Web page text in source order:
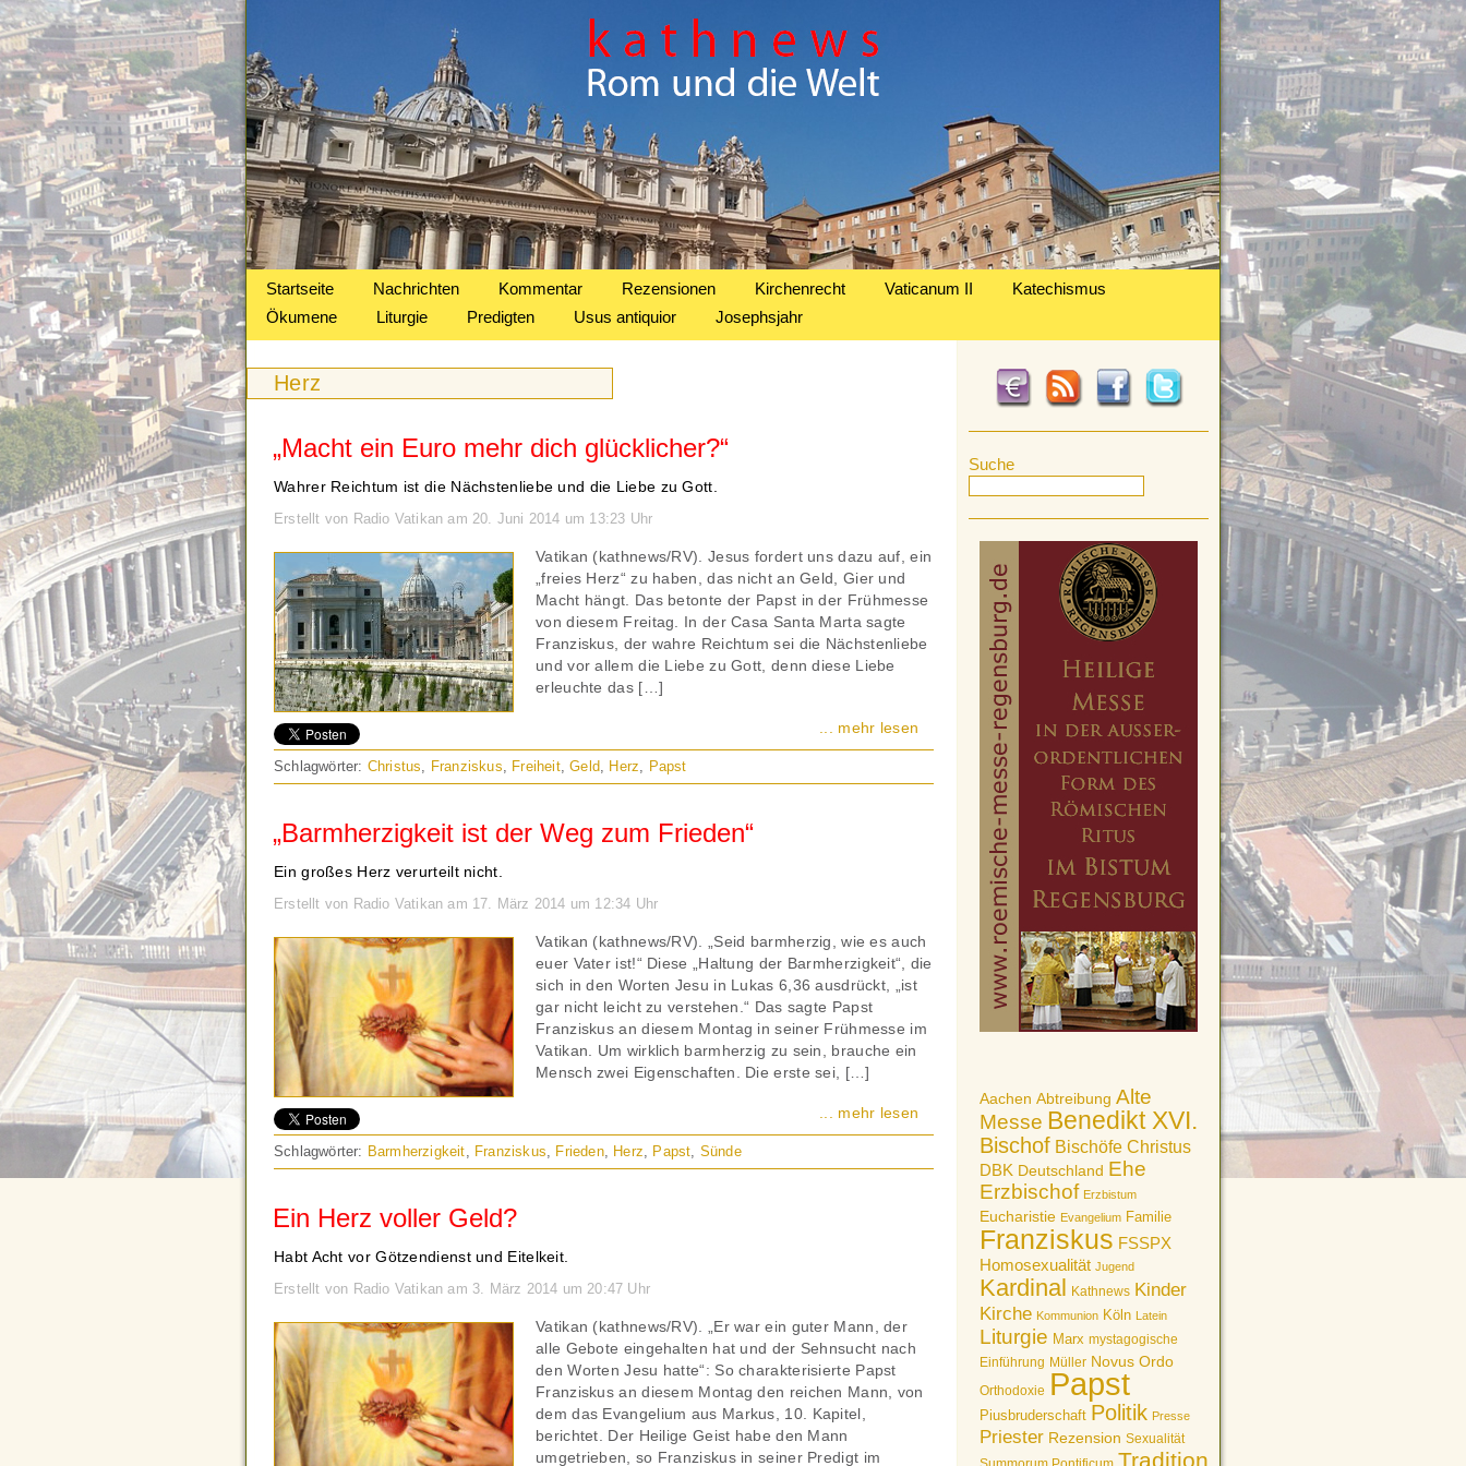
Startseite Nachrichten Kommentar Rezensionen Kirchenrecht Vaticanum II
Katechismus
Ökumene
Liturgie Predigten Usus antiquior Josephsjahr
Suche
Aachen Abtreibung Alte
Messe Benedikt XVI.
Bischof Bischöfe Christus
DBK Deutschland Ehe
Erzbischof Erzbistum
Eucharistie Evangelium Familie
Franziskus FSSPX
Homosexualität Jugend
Kardinal Kathnews Kinder
Kirche Kommunion Köln Latein
Liturgie Marx mystagogische
Einführung Müller Novus Ordo
Orthodoxie Papst
Piusbruderschaft Politik Presse
Priester Rezension Sexualität
Tradition
Herz
„Macht ein Euro mehr dich glücklicher?“
Wahrer Reichtum ist die Nächstenliebe und die Liebe zu Gott.
Erstellt von Radio Vatikan am 20. Juni 2014 um 13:23 Uhr
Vatikan (kathnews/RV). Jesus fordert uns dazu auf, ein
„freies Herz“ zu haben, das nicht an Geld, Gier und
Macht hängt. Das betonte der Papst in der Frühmesse
von diesem Freitag. In der Casa Santa Marta sagte
Franziskus, der wahre Reichtum sei die Nächstenliebe
und vor allem die Liebe zu Gott, denn diese Liebe
erleuchte das […]
... mehr lesen
Schlagwörter: Christus, Franziskus, Freiheit,Geld, Herz, Papst
„Barmherzigkeit ist der Weg zum Frieden“
Ein großes Herz verurteilt nicht.
Erstellt von Radio Vatikan am 17. März 2014 um 12:34 Uhr
Vatikan (kathnews/RV). „Seid barmherzig, wie es auch
euer Vater ist!“ Diese „Haltung der Barmherzigkeit“, die
sich in den Worten Jesu in Lukas 6,36 ausdrückt, „ist
gar nicht leicht zu verstehen.“ Das sagte Papst
Franziskus an diesem Montag in seiner Frühmesse im
Vatikan. Um wirklich barmherzig zu sein, brauche ein
Mensch zwei Eigenschaften. Die erste sei, […]
... mehr lesen
Schlagwörter: Barmherzigkeit, Franziskus, Frieden, Herz, Papst, Sünde
Ein Herz voller Geld?
Habt Acht vor Götzendienst und Eitelkeit.
Erstellt von Radio Vatikan am 3. März 2014 um 20:47 Uhr
Vatikan (kathnews/RV). „Er war ein guter Mann, der
alle Gebote eingehalten hat und der Sehnsucht nach
den Worten Jesu hatte“: So charakterisierte Papst
Franziskus an diesem Montag den reichen Mann, von
dem das Evangelium aus Markus, 10. Kapitel,
berichtet. Der Heilige Geist habe den Mann
umgetrieben, so Franziskus in seiner Predigt im